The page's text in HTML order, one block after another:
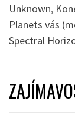
Unknown,
Planets vás
Spectral